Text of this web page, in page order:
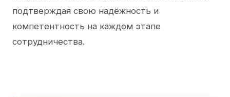
подтверждая свою надёжность и
компетентность на каждом этапе
сотрудничества.